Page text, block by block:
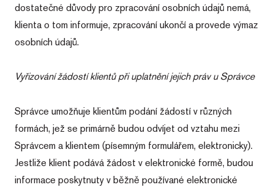
dostatečné důvody pro zpracování osobních údajů nemá,
klienta o tom informuje, zpracování ukončí a provede výmaz
osobních údajů.
Vyřizování žádostí klientů při uplatnění jejich práv u Správce
Správce umožňuje klientům podání žádostí v různých
formách, jež se primárně budou odvíjet od vztahu mezi
Správcem a klientem (písemným formulářem, elektronicky).
Jestliže klient podává žádost v elektronické formě, budou
informace poskytnuty v běžně používané elektronické